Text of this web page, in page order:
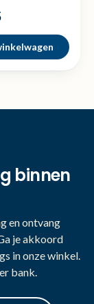
binnen
en ontvang
je akkoord
in onze winkel.
bank.